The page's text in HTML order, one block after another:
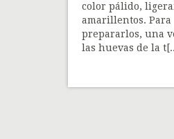
color pálido,
amarillentos. Para
prepararlos, una
las huevas de la